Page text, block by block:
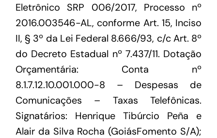
Eletrônico SRP 006/2017, Processo nº
2016.003546-AL, conforme Art. 15, Inciso
II, § 3º da Lei Federal 8.666/93, c/c Art. 8º
do Decreto Estadual nº 7.437/11. Dotação
Orçamentária: Conta nº
8.1.7.12.10.001.000-8 – Despesas de
Comunicações – Taxas Telefônicas.
Signatários: Henrique Tibúrcio Peña e
Alair da Silva Rocha (GoiásFomento S/A);